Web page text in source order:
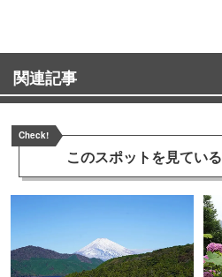
関連記事
Check!
このスポットを見ている